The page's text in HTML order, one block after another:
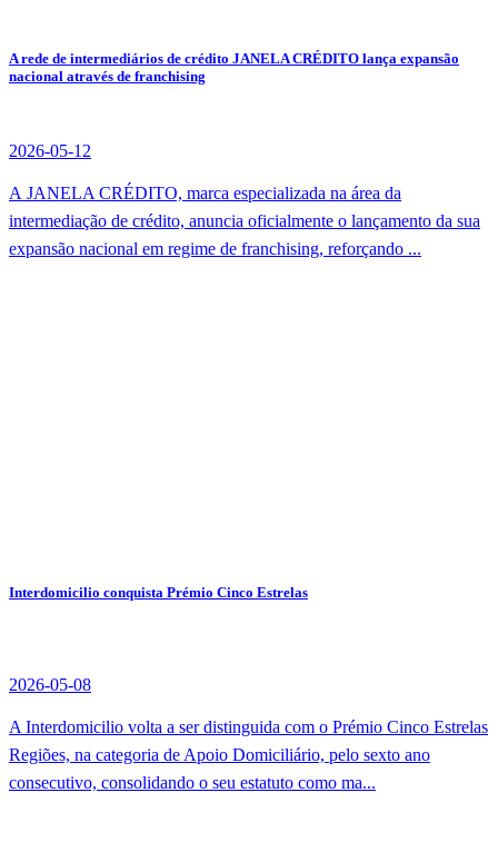
A rede de intermediários de crédito JANELA CRÉDITO lança expansão
nacional através de franchising
2026-05-12
A JANELA CRÉDITO, marca especializada na área da
intermediação de crédito, anuncia oficialmente o lançamento da sua
expansão nacional em regime de franchising, reforçando ...
Interdomicilio conquista Prémio Cinco Estrelas
2026-05-08
A Interdomicilio volta a ser distinguida com o Prémio Cinco Estrelas
Regiões, na categoria de Apoio Domiciliário, pelo sexto ano
consecutivo, consolidando o seu estatuto como ma...